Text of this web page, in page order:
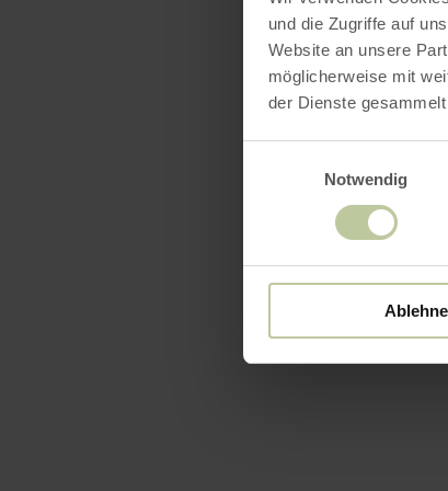
und die Zugriffe auf
Website an unsere
möglicherweise mit
der Dienste gesammelt
Notwendig